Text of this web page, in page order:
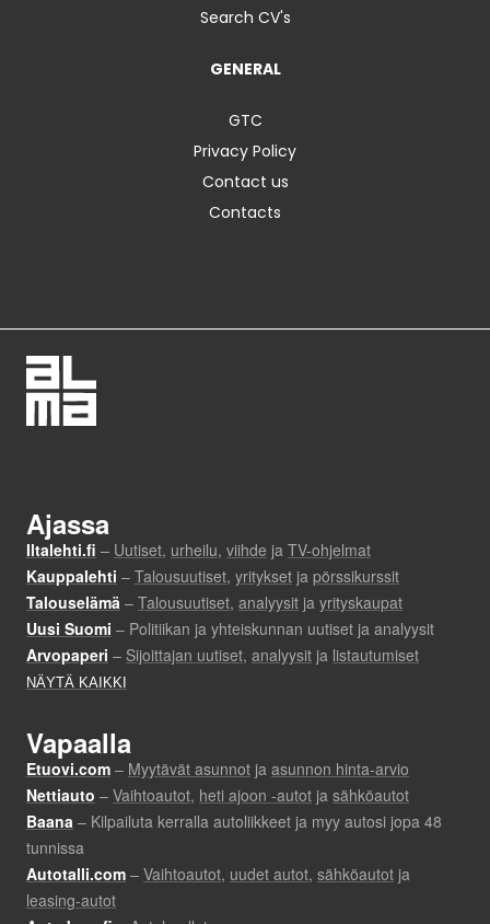
Search CV's
GENERAL
GTC
Privacy Policy
Contact us
Contacts